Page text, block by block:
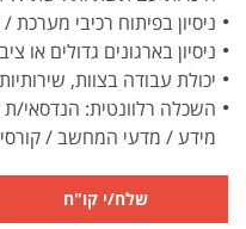
ניסיון בפיתוח רכיבי מערכת
ניסיון בארגונים גדולים או
יכולת עבודה בצוות,
השכלה רלוונטית: הנדסאי/
מידע / מדעי המחשב /
שלח/י קו"ח